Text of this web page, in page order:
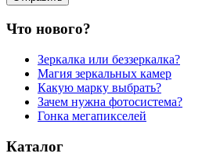
Что нового?
Зеркалка или беззеркалка?
Магия зеркальных камер
Какую марку выбрать?
Зачем нужна фотосистема?
Гонка мегапикселей
Каталог